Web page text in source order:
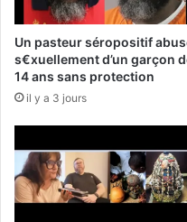
Un pasteur séropositif
s€xuellement d’un garçon
14 ans sans protection
il y a 3 jours